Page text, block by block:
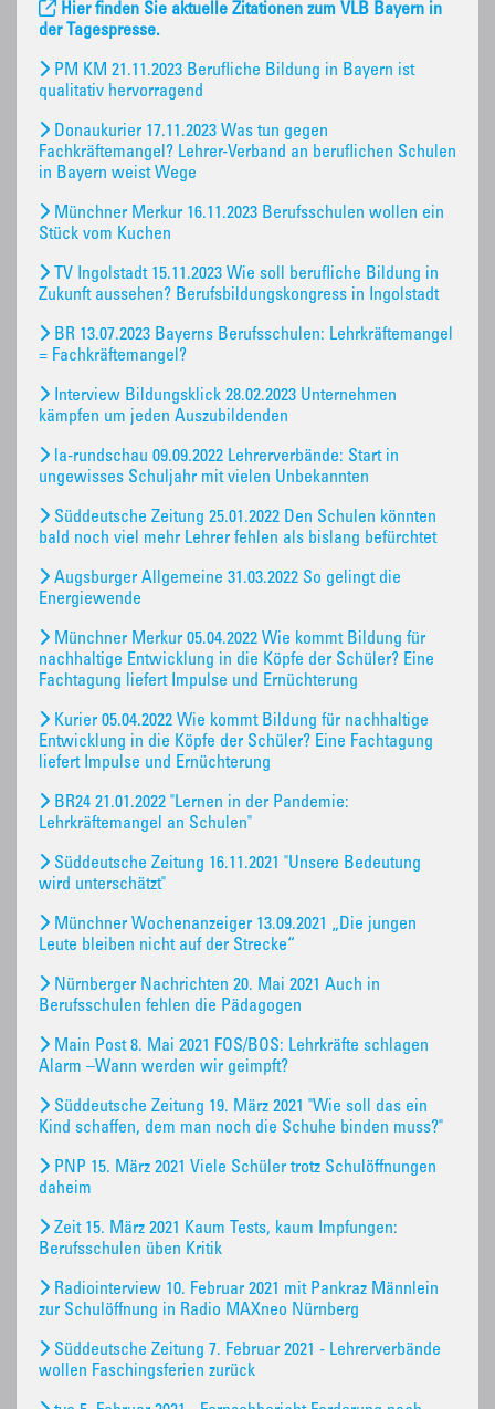
Hier finden Sie aktuelle Zitationen zum VLB Bayern in
der Tagespresse.
PM KM 21.11.2023 Berufliche Bildung in Bayern ist
qualitativ hervorragend
Donaukurier 17.11.2023 Was tun gegen
Fachkräftemangel? Lehrer-Verband an beruflichen Schulen
in Bayern weist Wege
Münchner Merkur 16.11.2023 Berufsschulen wollen ein
Stück vom Kuchen
TV Ingolstadt 15.11.2023 Wie soll berufliche Bildung in
Zukunft aussehen? Berufsbildungskongress in Ingolstadt
BR 13.07.2023 Bayerns Berufsschulen: Lehrkräftemangel
= Fachkräftemangel?
Interview Bildungsklick 28.02.2023 Unternehmen
kämpfen um jeden Auszubildenden
la-rundschau 09.09.2022 Lehrerverbände: Start in
ungewisses Schuljahr mit vielen Unbekannten
Süddeutsche Zeitung 25.01.2022 Den Schulen könnten
bald noch viel mehr Lehrer fehlen als bislang befürchtet
Augsburger Allgemeine 31.03.2022 So gelingt die
Energiewende
Münchner Merkur 05.04.2022 Wie kommt Bildung für
nachhaltige Entwicklung in die Köpfe der Schüler? Eine
Fachtagung liefert Impulse und Ernüchterung
Kurier 05.04.2022 Wie kommt Bildung für nachhaltige
Entwicklung in die Köpfe der Schüler? Eine Fachtagung
liefert Impulse und Ernüchterung
BR24 21.01.2022 "Lernen in der Pandemie:
Lehrkräftemangel an Schulen"
Süddeutsche Zeitung 16.11.2021 "Unsere Bedeutung
wird unterschätzt"
Münchner Wochenanzeiger 13.09.2021 „Die jungen
Leute bleiben nicht auf der Strecke“
Nürnberger Nachrichten 20. Mai 2021 Auch in
Berufsschulen fehlen die Pädagogen
Main Post 8. Mai 2021 FOS/BOS: Lehrkräfte schlagen
Alarm –Wann werden wir geimpft?
Süddeutsche Zeitung 19. März 2021 "Wie soll das ein
Kind schaffen, dem man noch die Schuhe binden muss?"
PNP 15. März 2021 Viele Schüler trotz Schulöffnungen
daheim
Zeit 15. März 2021 Kaum Tests, kaum Impfungen:
Berufsschulen üben Kritik
Radiointerview 10. Februar 2021 mit Pankraz Männlein
zur Schulöffnung in Radio MAXneo Nürnberg
Süddeutsche Zeitung 7. Februar 2021 - Lehrerverbände
wollen Faschingsferien zurück